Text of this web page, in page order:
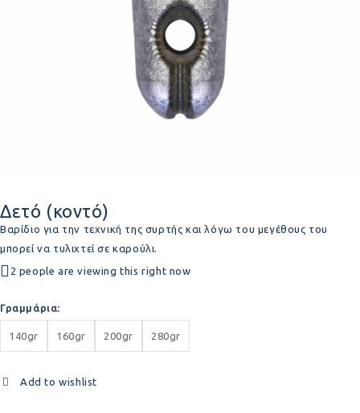
Δετό (κοντό)
Βαρίδιο για την τεχνική της συρτής και λόγω του μεγέθους του
μπορεί να τυλιχτεί σε καρούλι.
2 people are viewing this right now
Γραμμάρια
140gr 160gr 200gr 280gr
Add to wishlist